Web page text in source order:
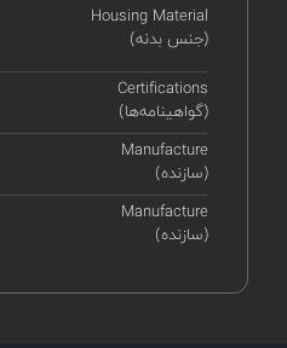
Housing Material
(جنس بدنه)
Certifications
(گواهینامه‌ها)
Manufacture
(سازنده)
Manufacture
(سازنده)